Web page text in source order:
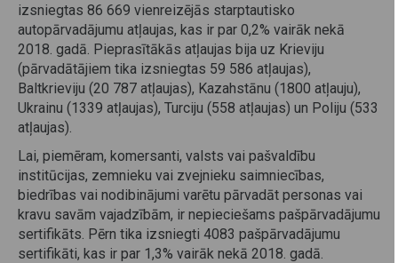
izsniegtas 86 669 vienreizējās starptautisko
autopārvadājumu atļaujas, kas ir par 0,2% vairāk nekā
2018. gadā. Pieprasītākās atļaujas bija uz Krieviju
(pārvadātājiem tika izsniegtas 59 586 atļaujas),
Baltkrieviju (20 787 atļaujas), Kazahstānu (1800 atļauju),
Ukrainu (1339 atļaujas), Turciju (558 atļaujas) un Poliju (533
atļaujas).
Lai, piemēram, komersanti, valsts vai pašvaldību
institūcijas, zemnieku vai zvejnieku saimniecības,
biedrības vai nodibinājumi varētu pārvadāt personas vai
kravu savām vajadzībām, ir nepieciešams pašpārvadājumu
sertifikāts. Pērn tika izsniegti 4083 pašpārvadājumu
sertifikāti, kas ir par 1,3% vairāk nekā 2018. gadā.